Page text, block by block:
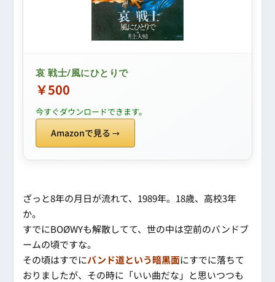
哀 戦士/風にひとりで
￥500
今すぐダウンロードできます。
Amazonで見る
ざっと8年の月日が流れて、1989年。18歳、高校3年
か。
すでにBOØWYも解散してて、世の中は空前のバンドブ
ームの頃ですな。
その頃はすでにバンド道という暗黒面にすでに落ちて
おりましたが、その時に「いい曲だな」と思いつつも